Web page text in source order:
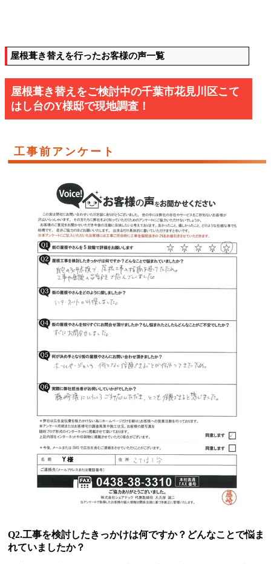
屋根葺き替えを行ったお客様の声一覧
屋根葺き替えをご検討中の千葉市花見川区こて
はし台のY様邸で現地調査！
工事前アンケート
Q2.工事を検討したきっかけは何ですか？どんなことで悩ま
れていましたか？